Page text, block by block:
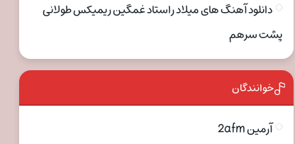
دانلود آهنگ های میلاد راستاد غمگین ریمیکس طولانی
پشت سرهم
خوانندگان
آرمین 2afm